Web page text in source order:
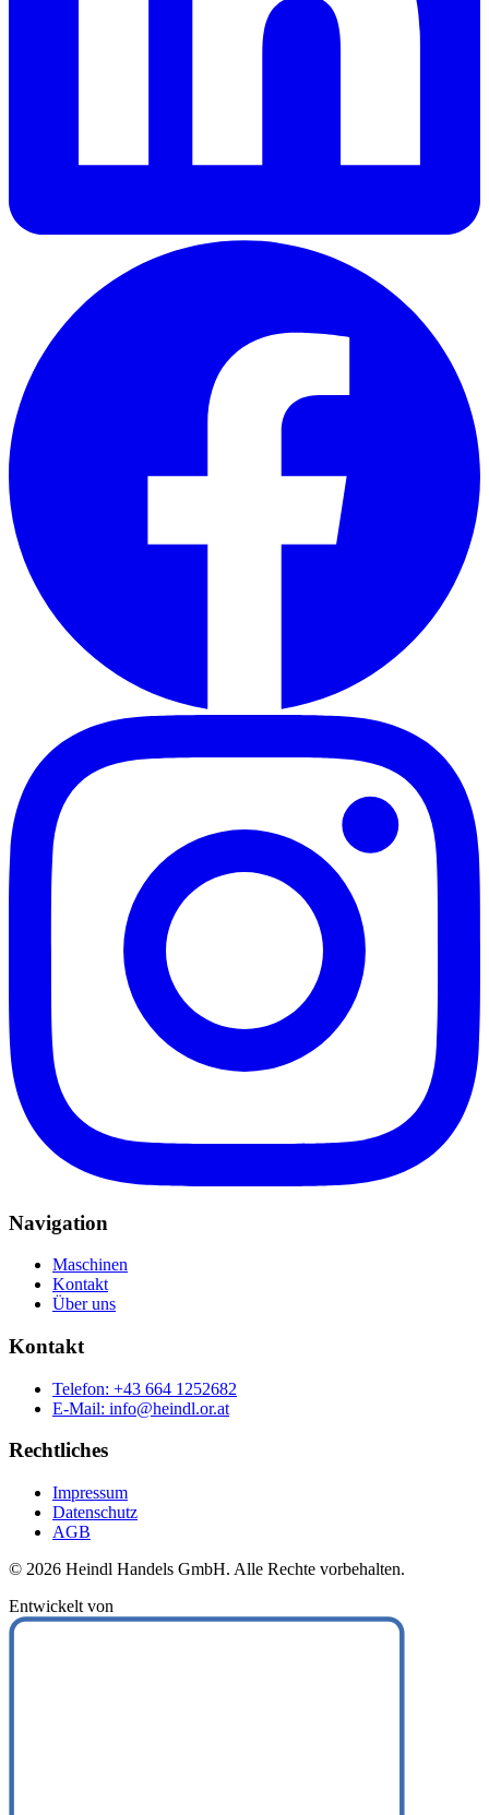
Navigation
Maschinen
Kontakt
Über uns
Kontakt
Telefon: +43 664 1252682
E-Mail: info@heindl.or.at
Rechtliches
Impressum
Datenschutz
AGB
© 2026 Heindl Handels GmbH. Alle Rechte vorbehalten.
Entwickelt von